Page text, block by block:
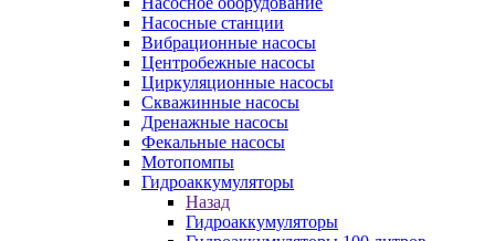
Насосные станции
Вибрационные насосы
Центробежные насосы
Циркуляционные насосы
Скважинные насосы
Дренажные насосы
Фекальные насосы
Мотопомпы
Гидроаккумуляторы
Назад
Гидроаккумуляторы